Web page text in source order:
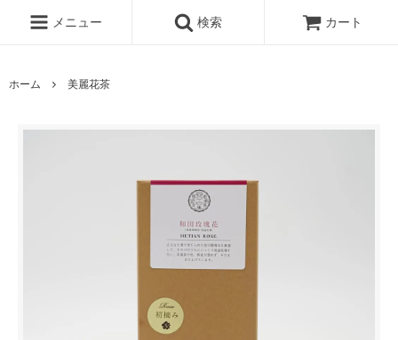
メニュー 検索 カート
ホーム 美麗花茶